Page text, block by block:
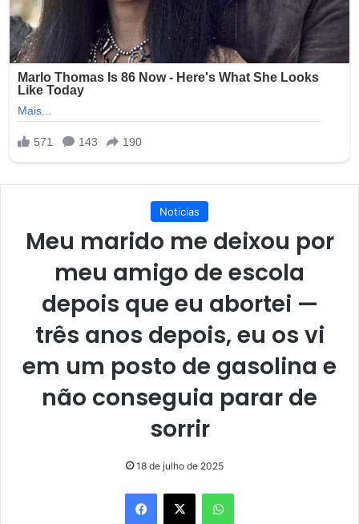
Noticias
Meu marido me deixou por
meu amigo de escola
depois que eu abortei —
três anos depois, eu os vi
em um posto de gasolina e
não conseguia parar de
sorrir
18 de julho de 2025
Facebook
X WhatsApp